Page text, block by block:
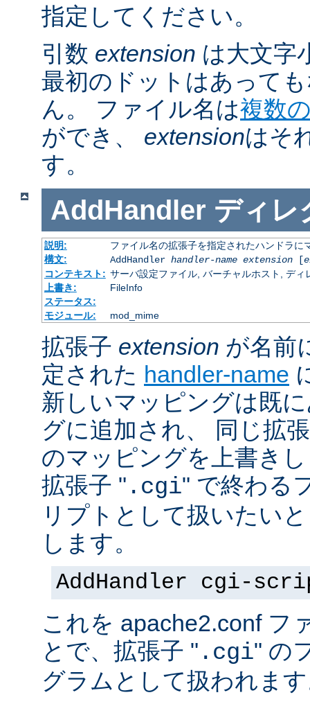
指定してください。
引数 extension は大文字
最初のドットはあって
ん。 ファイル名は複数
ができ、 extensionはそ
す。
AddHandler ディレ
説明:
ファイル名の拡張子を指定されたハンドラに
構文:
AddHandler handler-name extension[
コンテキスト: サーバ設定ファイル, バーチャルホスト, ディ
上書き:
FileInfo
ステータス:
モジュール:
mod_mime
拡張子 extension が名前
定された handler-name
新しいマッピングは既
グに追加され、 同じ拡
のマッピングを上書き
拡張子 " .cgi" で終わる
リプトとして扱いたい
します。
AddHandler cgi-
これを apache2.conf フ
とで、拡張子 " .cgi" の
グラムとして扱われま